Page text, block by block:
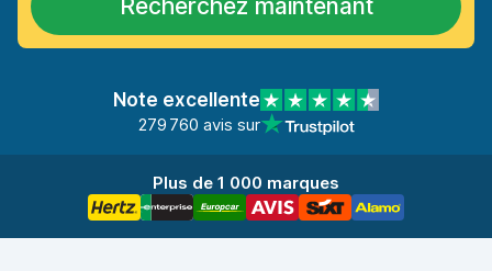
Recherchez maintenant
Note excellente
279 760 avis sur
Plus de 1 000 marques